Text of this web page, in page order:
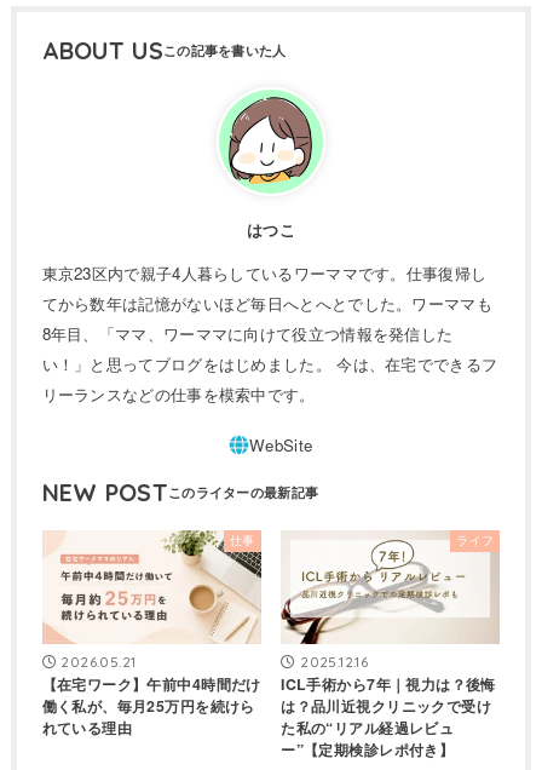
ABOUT US
はつこ
東京23区内で親子4人暮らしているワーママです。仕事復帰し
てから数年は記憶がないほど毎日へとへとでした。ワーママも
8年目、「ママ、ワーママに向けて役立つ情報を発信した
い！」と思ってブログをはじめました。 今は、在宅でできるフ
リーランスなどの仕事を模索中です。
NEW POST
仕事
2026.05.21
【在宅ワーク】午前中4時間だけ
働く私が、毎月25万円を続けら
れている理由
ライフ
2025.12.16
ICL手術から7年｜視力は？後悔
は？品川近視クリニックで受け
た私の“リアル経過レビュ
ー”【定期検診レポ付き】